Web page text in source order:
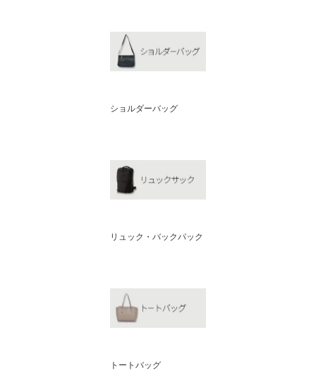
ショルダーバッグ
リュック・バックパック
トートバッグ